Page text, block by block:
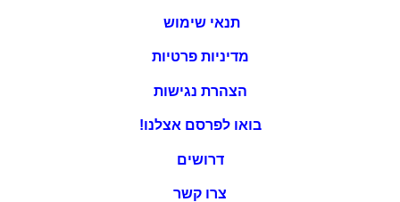
תנאי שימוש
מדיניות פרטיות
הצהרת נגישות
בואו לפרסם אצלנו!
דרושים
צרו קשר